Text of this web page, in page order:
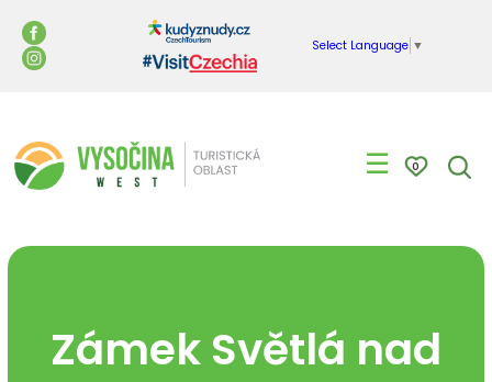
Select Language ▼
☰ 0
Zámek Světlá nad